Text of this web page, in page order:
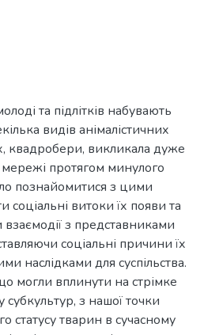
та підлітків набувають
видів анімалістичних
квадробери, викликала дуже
протягом минулого
познайомитися з цими
соціальні витоки їх появи та
з представниками
соціальні причини їх
наслідками для суспільства.
могли вплинути на стрімке
з нашої точки
статусу тварин в сучасному